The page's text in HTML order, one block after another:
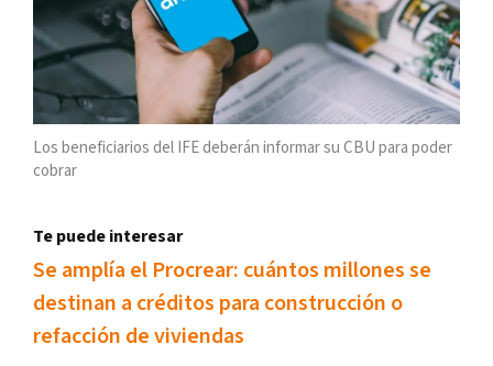
Los beneficiarios del IFE deberán informar su CBU para poder
cobrar
Te puede interesar
Se amplía el Procrear: cuántos millones se
destinan a créditos para construcción o
refacción de viviendas